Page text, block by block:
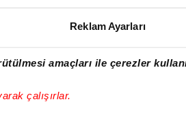
Reklam Ayarları
amaçları ile çerezler
çalışırlar.